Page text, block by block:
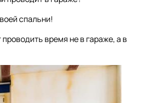
спальни!
время не в гараже, а в